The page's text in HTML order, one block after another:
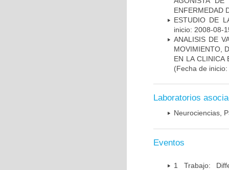
ENFERMEDAD
ESTUDIO DE
inicio: 2008-08-
ANALISIS DE
MOVIMIENTO,
EN LA CLINICA
(Fecha de
Laboratorios
Neurociencias,
Eventos
1 Trabajo: